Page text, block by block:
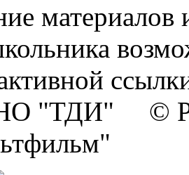
материалов
"ТДИ" ©